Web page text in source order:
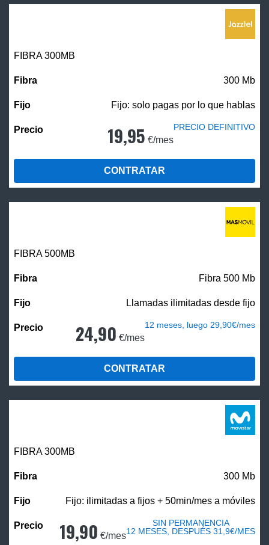
FIBRA 300MB
300 Mb
Fijo: solo pagas por lo que hablas
19,95 €/mes
PRECIO DEFINITIVO
CONTRATAR
FIBRA500MB
Fibra 500 Mb
Llamadas ilimitadas desde fijo
24,90 €/mes
12 meses, luego 29,90€/mes
CONTRATAR
FIBRA 300MB
300 Mb
Fijo: ilimitadas a fijos + 50min/mes a móviles
19,90 €/mes
SIN PERMANENCIA
12 MESES, DESPUÉS 31,9€/MES